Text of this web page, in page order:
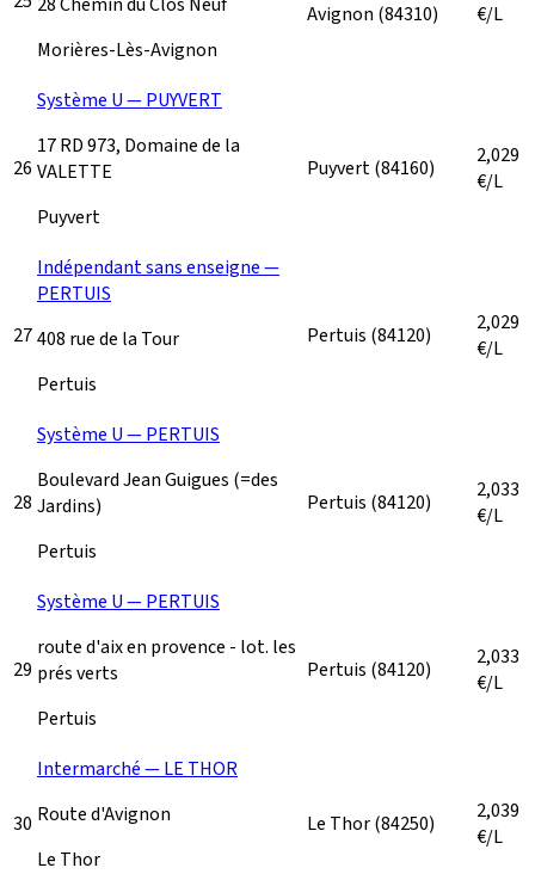
Morières-Lès-Avignon
Avignon (84310)
€/L
26
Système U — PUYVERT
17 RD 973, Domaine de la
VALETTE
Puyvert
Puyvert(84160)
2,029
€/L
27
Indépendant sans enseigne —
PERTUIS
408 rue de la Tour
Pertuis
Pertuis (84120)
2,029
€/L
28
Système U — PERTUIS
Boulevard Jean Guigues (=des
Jardins)
Pertuis
Pertuis (84120)
2,033
€/L
29
Système U — PERTUIS
route d'aix en provence - lot. les
prés verts
Pertuis
Pertuis (84120)
2,033
€/L
30
Intermarché — LE THOR
Route d'Avignon
Le Thor
Le Thor(84250)
2,039
€/L